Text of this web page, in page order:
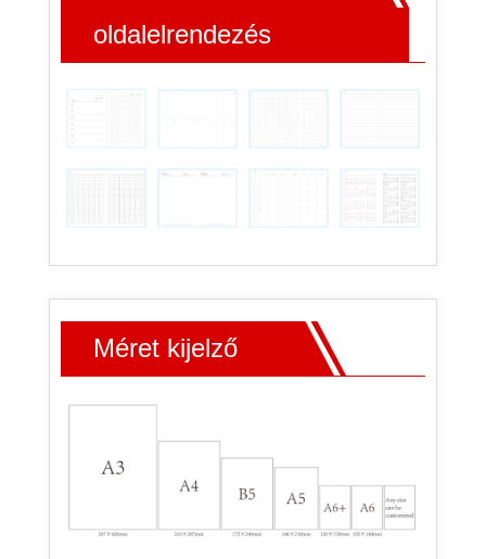
oldalelrendezés
Méret kijelző